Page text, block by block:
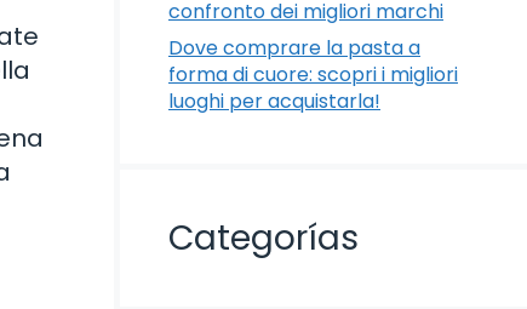
confronto dei migliori marchi
Dove comprare la pasta a
forma di cuore: scopri i migliori
luoghi per acquistarla!
Categorías